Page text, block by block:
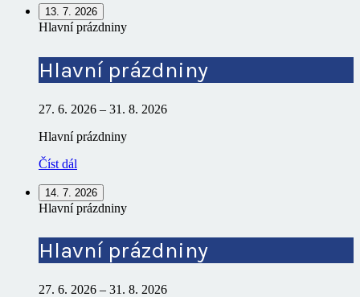
13. 7. 2026
Hlavní prázdniny
Hlavní prázdniny
27. 6. 2026 – 31. 8. 2026
Hlavní prázdniny
Číst dál
14. 7. 2026
Hlavní prázdniny
Hlavní prázdniny
27. 6. 2026 – 31. 8. 2026